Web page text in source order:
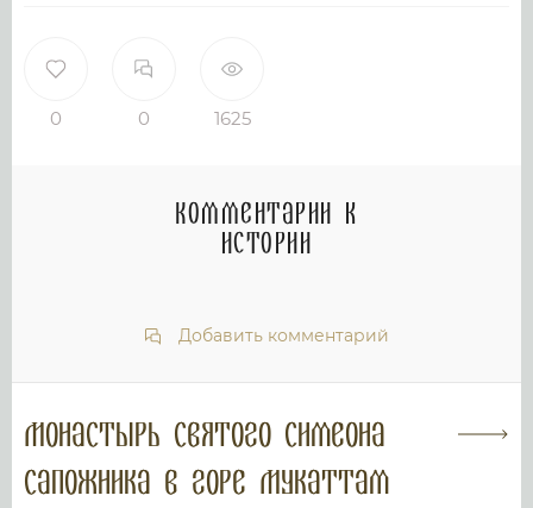
0 0 1625
Комментарии к
истории
Добавить комментарий
Монастырь святого Симеона
Сапожника в горе Мукаттам